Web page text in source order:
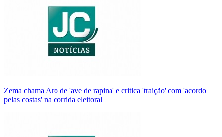
Zema chama Aro de 'ave de rapina' e critica 'traição' com 'acordo
pelas costas' na corrida eleitoral